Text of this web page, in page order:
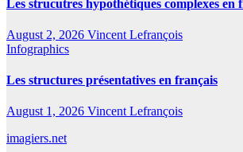
Les strucutres hypothétiques complexes en
August 2, 2026 Vincent Lefrançois
Infographics
Les structures présentatives en français
August 1, 2026 Vincent Lefrançois
imagiers.net